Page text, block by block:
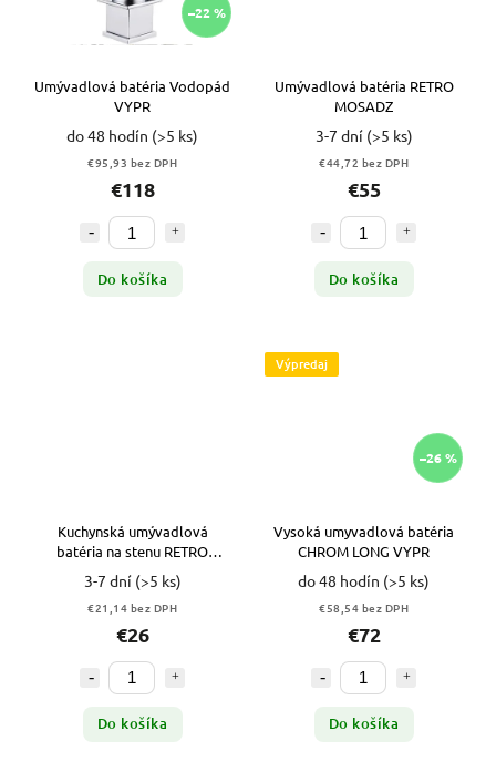
–22 %
Umývadlová batéria Vodopád
VYPR
do 48 hodín (>5 ks)
€95,93 bez DPH
€118
Do košíka
Umývadlová batéria RETRO
MOSADZ
3-7 dní (>5 ks)
€44,72 bez DPH
€55
Do košíka
Kuchynská umývadlová
batéria na stenu RETRO
CHRÓM
3-7 dní (>5 ks)
€21,14 bez DPH
€26
Do košíka
Výpredaj
–26 %
Vysoká umyvadlová batéria
CHROM LONG VYPR
do 48 hodín (>5 ks)
€58,54 bez DPH
€72
Do košíka